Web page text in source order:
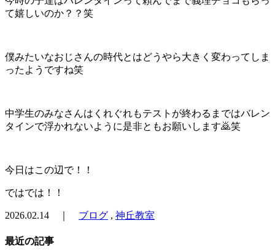
て嬉しいのか？？笑
僕みたいなおじさんの時代とはどうやら大きく変わってしま
ったようですね笑
中学生のみなさんはくれぐれもテストが終わるまではバレン
タインで浮かれないように是非ともお願いします🙇笑
今日はこの辺で！！
ではでは！！
2026.02.14 ｜ ブログ , 神丘教室
最近の記事